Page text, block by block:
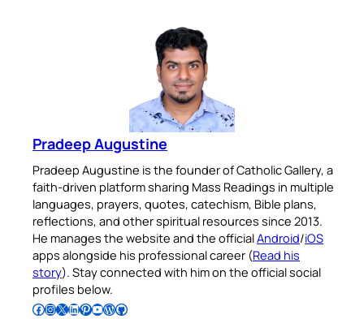
Pradeep Augustine
Pradeep Augustine is the founder of Catholic Gallery, a
faith-driven platform sharing Mass Readings in multiple
languages, prayers, quotes, catechism, Bible plans,
reflections, and other spiritual resources since 2013.
He manages the website and the officialAndroid/iOS
apps alongside his professional career (Read his
story). Stay connected with him on the official social
profiles below.
Follow Pradeep on Facebook Follow Pradeep on InstagramFollow Pradeep on X Follow Pradeep on LinkedIn Follow Pradeep on Pinterest Subscribe to Pradeep’s Youtube Channel Follow Pradeep on WordPress Follow Pradeep on GitHub